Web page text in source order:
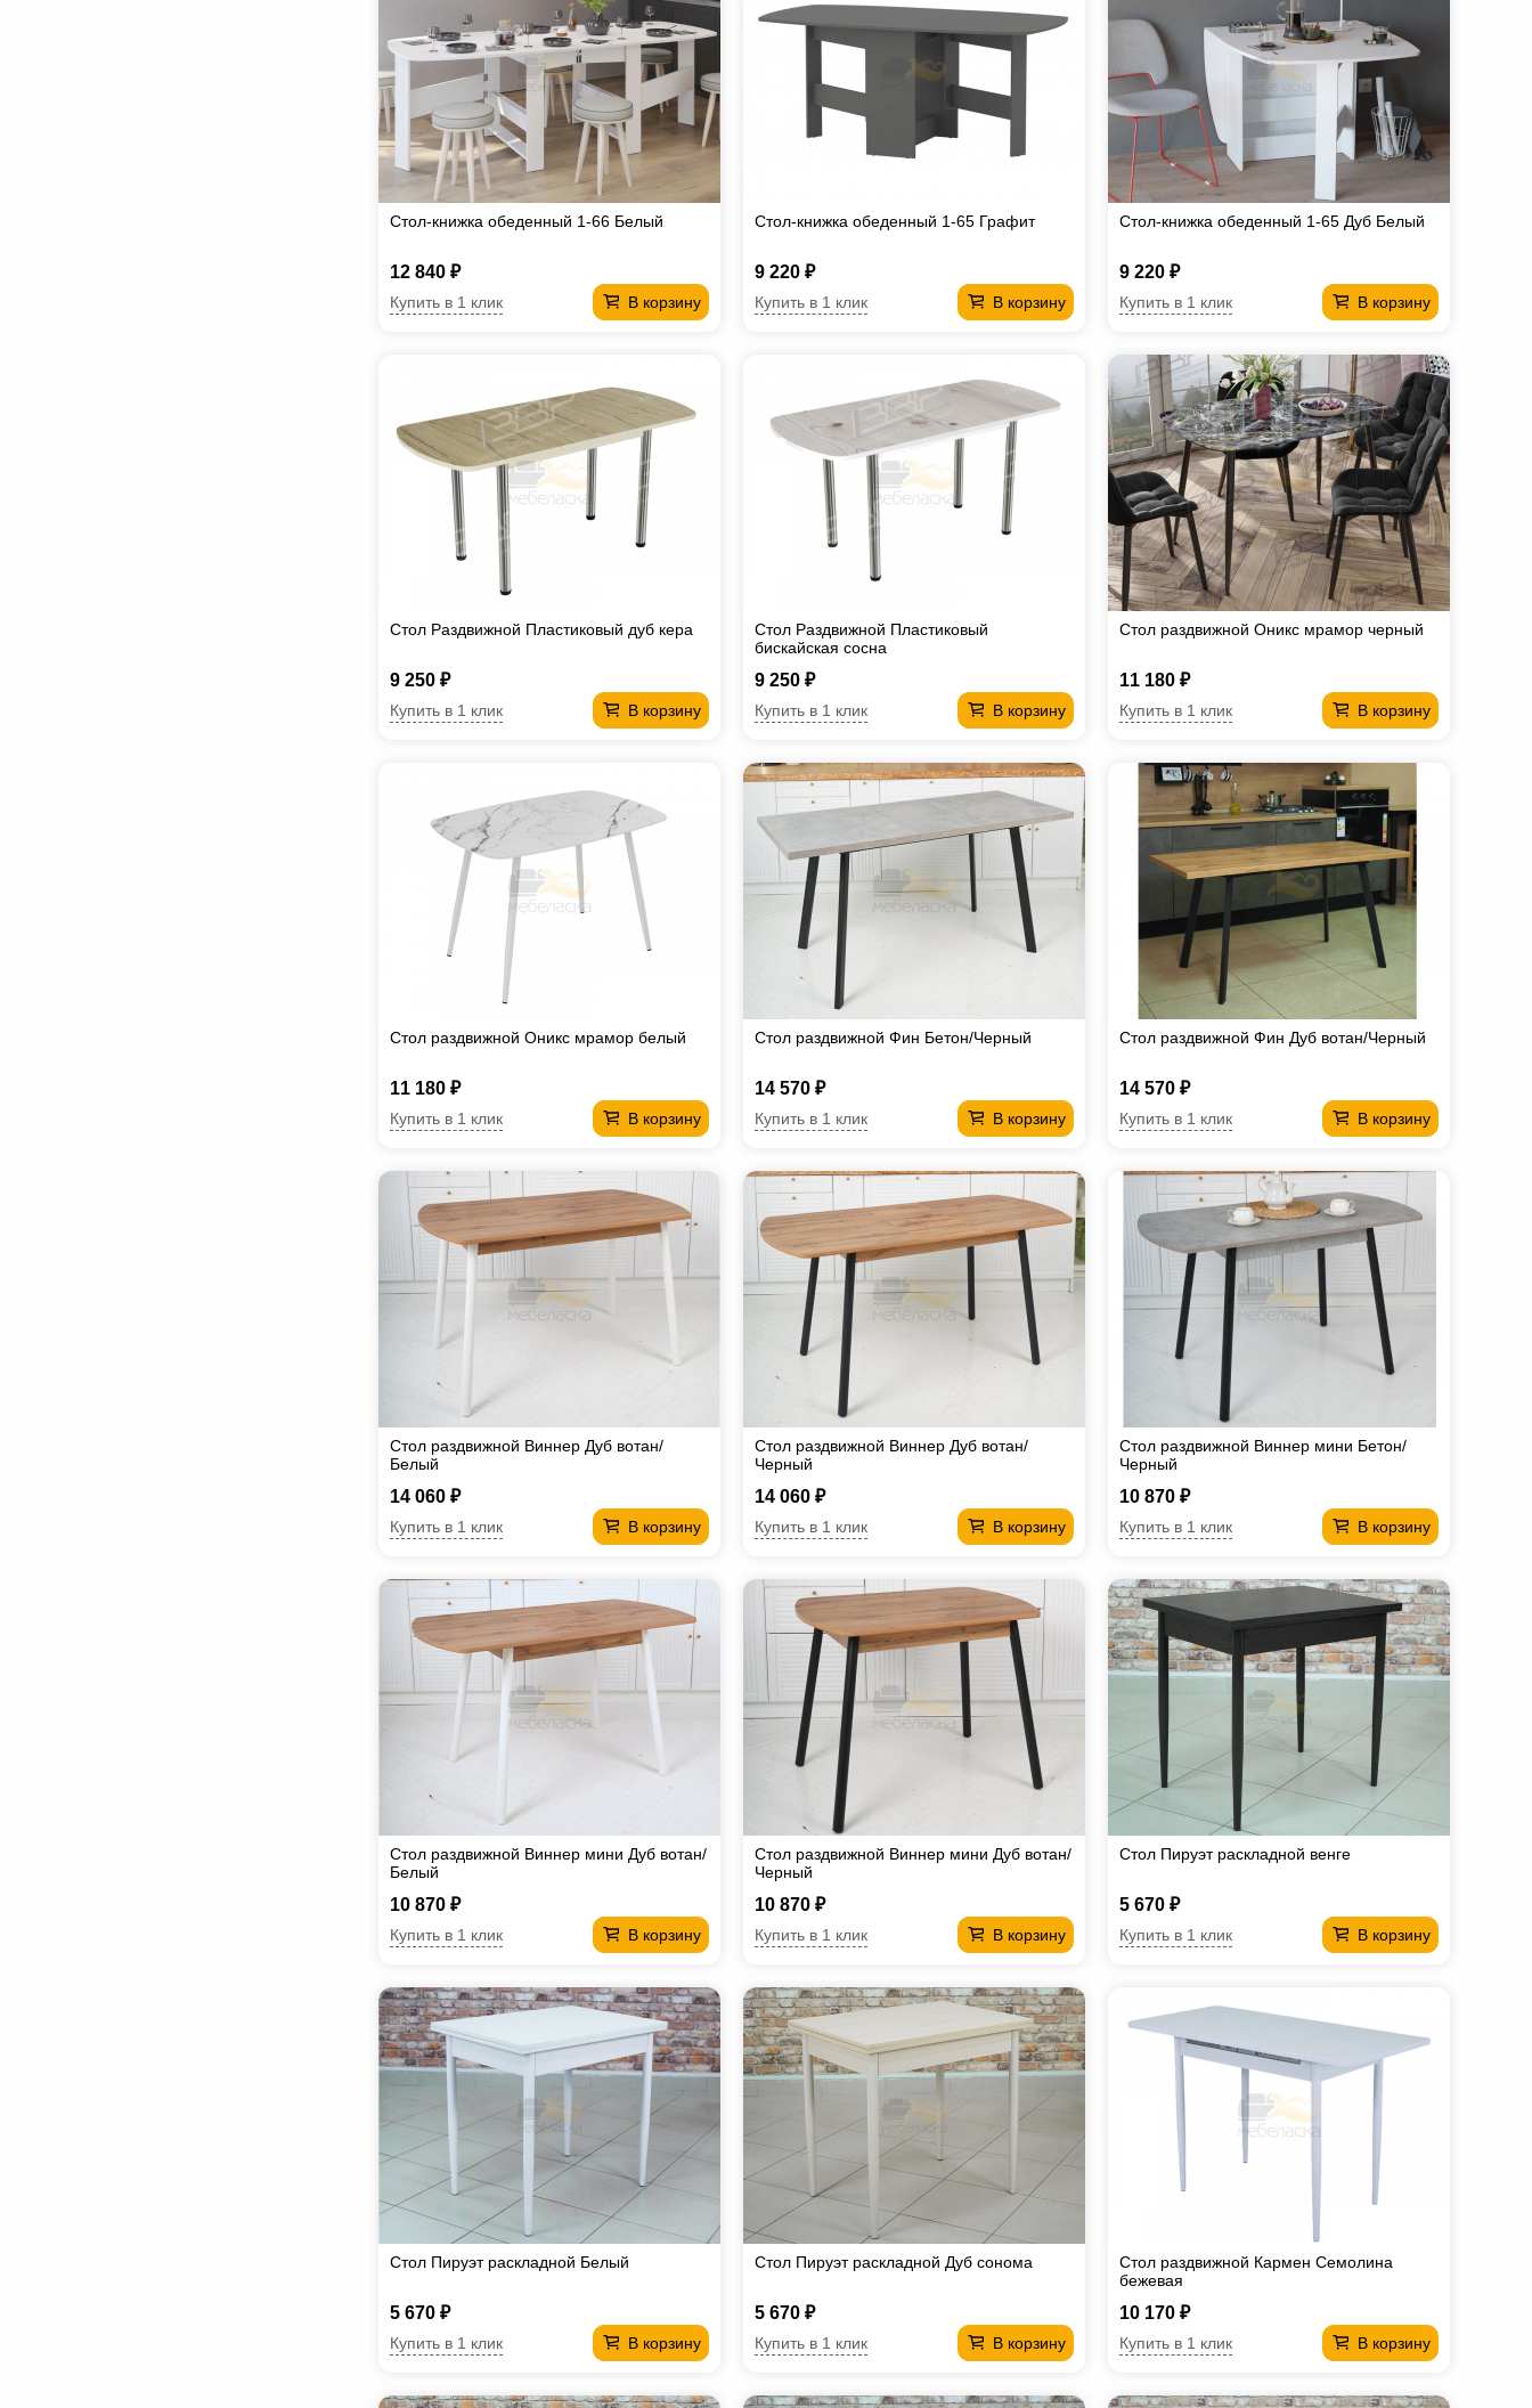
Стол-книжка обеденный 1-66 Белый
12 840 ₽
В корзину
Купить в 1 клик
Стол-книжка обеденный 1-65 Графит
9 220 ₽
В корзину
Купить в 1 клик
Стол-книжка обеденный 1-65 Дуб Белый
9 220 ₽
В корзину
Купить в 1 клик
Стол Раздвижной Пластиковый дуб кера
9 250 ₽
В корзину
Купить в 1 клик
Стол Раздвижной Пластиковый
бискайская сосна
9 250 ₽
В корзину
Купить в 1 клик
Стол раздвижной Оникс мрамор черный
11 180 ₽
В корзину
Купить в 1 клик
Стол раздвижной Оникс мрамор белый
11 180 ₽
В корзину
Купить в 1 клик
Стол раздвижной Фин Бетон/Черный
14 570 ₽
В корзину
Купить в 1 клик
Стол раздвижной Фин Дуб вотан/Черный
14 570 ₽
В корзину
Купить в 1 клик
Стол раздвижной Виннер Дуб вотан/
Белый
14 060 ₽
В корзину
Купить в 1 клик
Стол раздвижной Виннер Дуб вотан/
Черный
14 060 ₽
В корзину
Купить в 1 клик
Стол раздвижной Виннер мини Бетон/
Черный
10 870 ₽
В корзину
Купить в 1 клик
Стол раздвижной Виннер мини Дуб вотан/
Белый
10 870 ₽
В корзину
Купить в 1 клик
Стол раздвижной Виннер мини Дуб вотан/
Черный
10 870 ₽
В корзину
Купить в 1 клик
Стол Пируэт раскладной венге
5 670 ₽
В корзину
Купить в 1 клик
Стол Пируэт раскладной Белый
5 670 ₽
В корзину
Купить в 1 клик
Стол Пируэт раскладной Дуб сонома
5 670 ₽
В корзину
Купить в 1 клик
Стол раздвижной Кармен Семолина
бежевая
10 170 ₽
В корзину
Купить в 1 клик